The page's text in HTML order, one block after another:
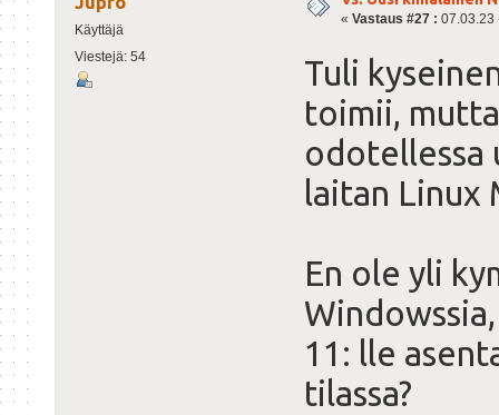
Käyttäjä
Viestejä: 54
« Vastaus #27 : 07.03.23
Tuli
toimii,
odotellessa
laitan Linux
En ole yli
11: lle
tilassa?